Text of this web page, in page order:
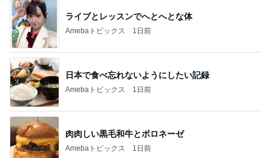
ライブとレッスンでへとへとな体
Amebaトピックス 1日前
日本で食べ忘れないようにしたい記録
Amebaトピックス 1日前
肉肉しい黒毛和牛とボロネーゼ
Amebaトピックス 1日前